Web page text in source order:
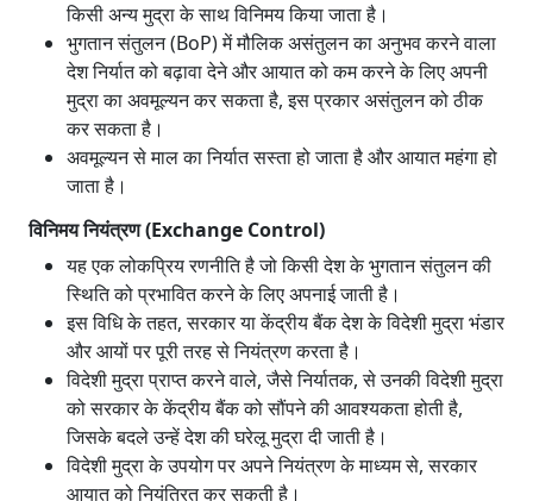
किसी अन्य मुद्रा के साथ विनिमय किया जाता है।
भुगतान संतुलन (BoP) में मौलिक असंतुलन का अनुभव करने वाला
देश निर्यात को बढ़ावा देने और आयात को कम करने के लिए अपनी
मुद्रा का अवमूल्यन कर सकता है, इस प्रकार असंतुलन को ठीक
कर सकता है।
अवमूल्यन से माल का निर्यात सस्ता हो जाता है और आयात महंगा हो
जाता है।
विनिमय नियंत्रण (Exchange Control)
यह एक लोकप्रिय रणनीति है जो किसी देश के भुगतान संतुलन की
स्थिति को प्रभावित करने के लिए अपनाई जाती है।
इस विधि के तहत, सरकार या केंद्रीय बैंक देश के विदेशी मुद्रा भंडार
और आयों पर पूरी तरह से नियंत्रण करता है।
विदेशी मुद्रा प्राप्त करने वाले, जैसे निर्यातक, से उनकी विदेशी मुद्रा
को सरकार के केंद्रीय बैंक को सौंपने की आवश्यकता होती है,
जिसके बदले उन्हें देश की घरेलू मुद्रा दी जाती है।
विदेशी मुद्रा के उपयोग पर अपने नियंत्रण के माध्यम से, सरकार
आयात को नियंत्रित कर सकती है।